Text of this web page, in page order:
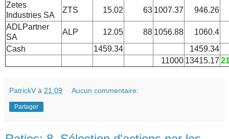
Zetes
Industries SA
ZTS 15.02 63 1007.37
946.26
ADLPartner
SA
ALP 12.05 88 1056.88
1060.4
Cash
1459.34
1459.34
11000 13415.17
PatrickV à 21:09 Aucun commentaire:
Partager